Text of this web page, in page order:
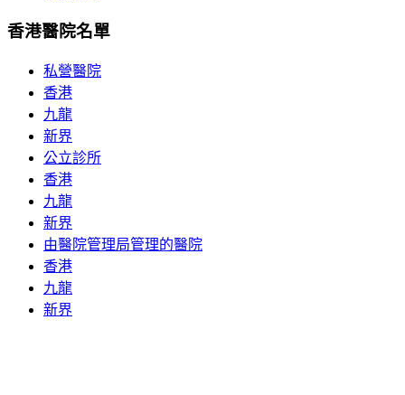
香港醫院名單
私營醫院
香港
九龍
新界
公立診所
香港
九龍
新界
由醫院管理局管理的醫院
香港
九龍
新界